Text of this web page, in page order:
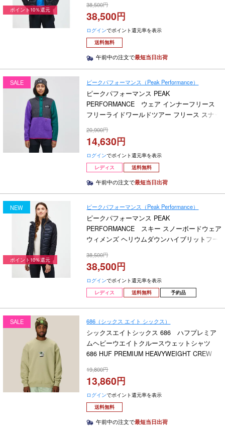
G79844 2026-2027
38,500
38,500
ログインでポイント還元率を表示
送料無料
ポイント10％還元
午前中の注文で最短当日出荷
SALE ピークパフォーマンス（Peak Performance）
ピークパフォーマンス PEAK
PERFORMANCE ウェア インナーフリース
フリーライドワールドツアー フリース スナッ
G79250010 2023-2024
20,900
14,630
ログインでポイント還元率を表示
レディス
送料無料
午前中の注文で最短当日出荷
NEW ピークパフォーマンス（Peak Performance）
ピークパフォーマンス PEAK
PERFORMANCE スキー スノーボードウェア
ウィメンズ ヘリウムダウンハイブリットフー
020 2026-2027
38,500
38,500
ログインでポイント還元率を表示
レディス
送料無料 予約品
ポイント10％還元
SALE 686（シックス エイト シックス）
シックスエイトシックス 686 ハフプレミア
ムヘビーウエイトクルースウェットシャツ
686 HUF PREMIUM HEAVYWEIGHT CREW
19,800
13,860
ログインでポイント還元率を表示
送料無料
午前中の注文で最短当日出荷